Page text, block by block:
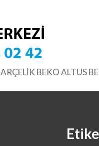
ARÇELİK BEKO ALTUS